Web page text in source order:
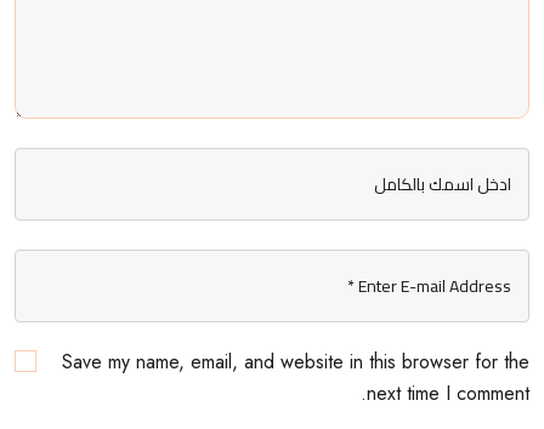
Save my name, email, and website in this browser for the
next time I comment.